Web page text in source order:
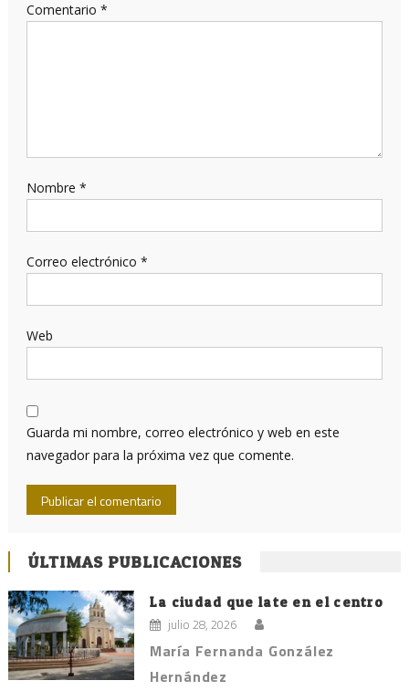
Comentario *
Nombre *
Correo electrónico *
Web
Guarda mi nombre, correo electrónico y web en este
navegador para la próxima vez que comente.
ÚLTIMAS PUBLICACIONES
La ciudad que late en el centro
julio 28, 2026
María Fernanda González
Hernández